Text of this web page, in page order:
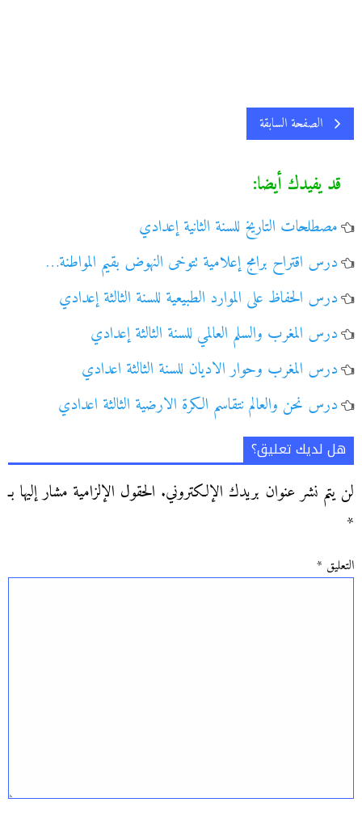
الصفحة السابقة
قد يفيدك أيضا:
مصطلحات التاريخ للسنة الثانية إعدادي
درس اقتراح برامج إعلامية تتوخى النهوض بقيم المواطنة…
درس الحفاظ على الموارد الطبيعية للسنة الثالثة إعدادي
درس المغرب والسلم العالمي للسنة الثالثة إعدادي
درس المغرب وحوار الاديان للسنة الثالثة اعدادي
درس نحن والعالم نتقاسم الكرة الارضية الثالثة اعدادي
هل لديك تعليق؟
لن يتم نشر عنوان بريدك الإلكتروني. الحقول الإلزامية مشار إليها بـ
*
التعليق *